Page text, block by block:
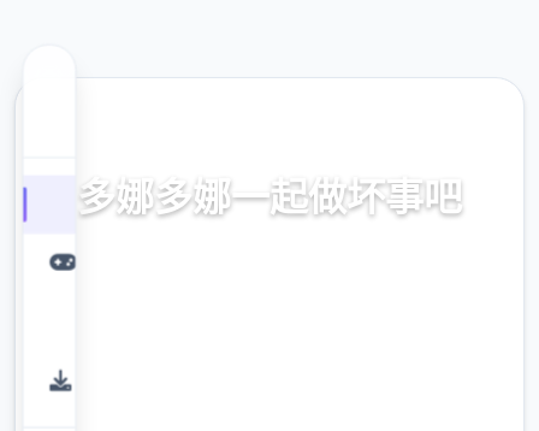
多娜多娜一起做坏事吧
官方中文，中文下载，中文入口，官网入口，